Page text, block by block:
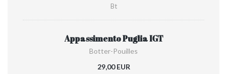
Bt
Appassimento Puglia IGT
Botter-Pouilles
29,00 EUR